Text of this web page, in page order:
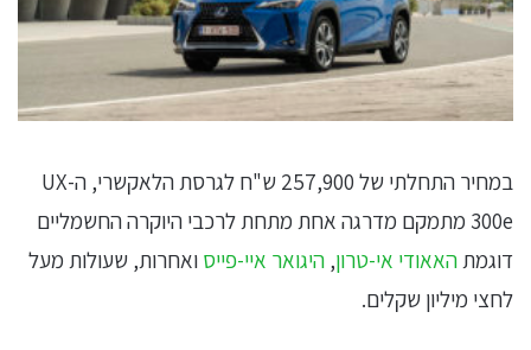
במחיר התחלתי של 257,900 ש"ח לגרסת הלאקשרי, ה-UX
300e מתמקם מדרגה אחת מתחת לרכבי היוקרה החשמליים
דוגמתהאאודי אי-טרון, היגואר איי-פייס ואחרות, שעולות מעל
לחצי מיליון שקלים.